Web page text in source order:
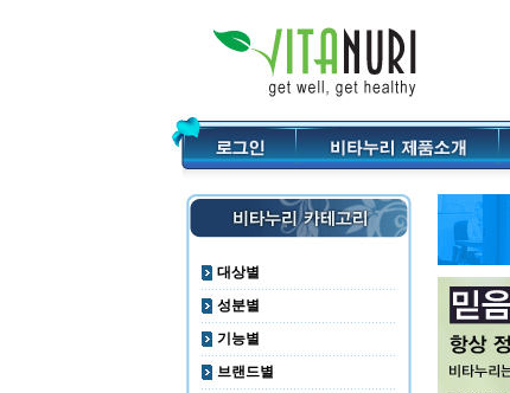
대상별
성분별
기능별
브랜드별